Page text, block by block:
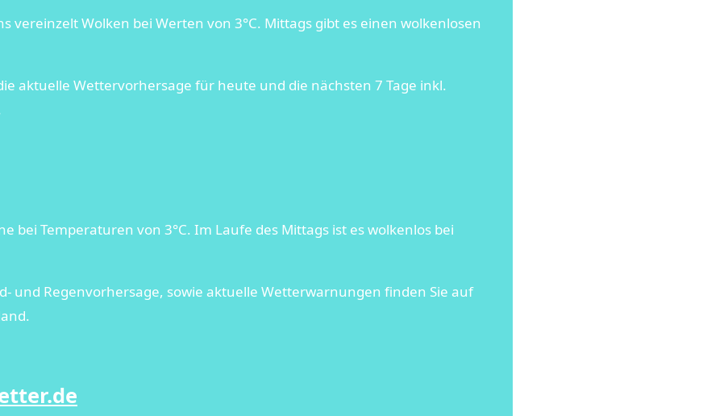
Wolken bei Werten von 3°C. Mittags gibt es einen wolkenlosen
aktuelle Wettervorhersage für heute und die nächsten 7 Tage inkl.
bei Temperaturen von 3°C. Im Laufe des Mittags ist es wolkenlos bei
und Regenvorhersage, sowie aktuelle Wetterwarnungen finden Sie auf